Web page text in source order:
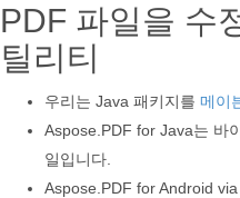
PDF 파일을 수
틸리티
우리는 Java 패키지를 메이
Aspose.PDF for Java는 바
일입니다.
Aspose.PDF for Android